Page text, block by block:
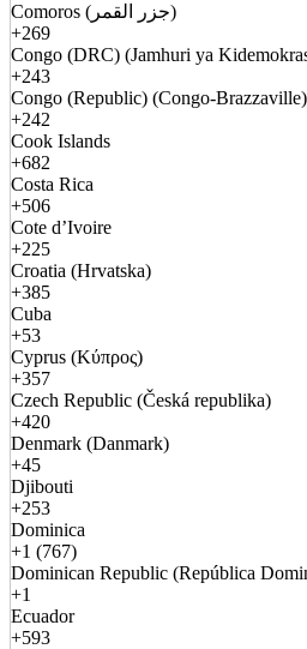
Comoros (جزر القمر)
+269
Congo (DRC) (Jamhuri ya
+243
Congo (Republic) (Congo-Brazzaville)
+242
Cook Islands
+682
Costa Rica
+506
Cote d’Ivoire
+225
Croatia (Hrvatska)
+385
Cuba
+53
Cyprus (Κύπρος)
+357
Czech Republic (Česká republika)
+420
Denmark (Danmark)
+45
Djibouti
+253
Dominica
+1 (767)
Dominican Republic (República
+1
Ecuador
+593